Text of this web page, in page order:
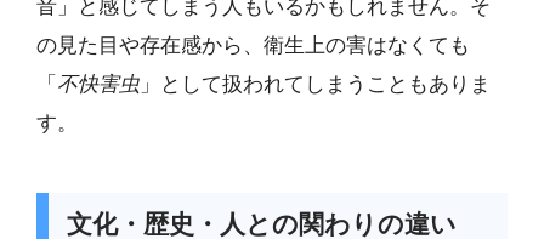
音」と感じてしまう人もいるかもしれません。そ
の見た目や存在感から、衛生上の害はなくても
「 不快害虫 」として扱われてしまうこともありま
す。
文化・歴史・人との関わりの違い